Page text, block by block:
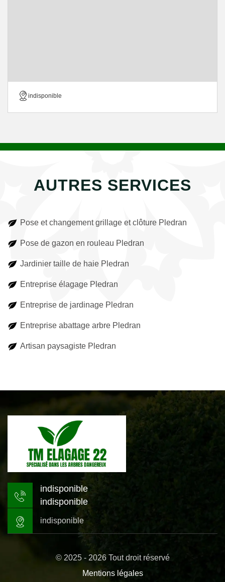
indisponible
AUTRES SERVICES
Pose et changement grillage et clôture Pledran
Pose de gazon en rouleau Pledran
Jardinier taille de haie Pledran
Entreprise élagage Pledran
Entreprise de jardinage Pledran
Entreprise abattage arbre Pledran
Artisan paysagiste Pledran
indisponible
indisponible
indisponible
© 2025 - 2026 Tout droit réservé
Mentions légales